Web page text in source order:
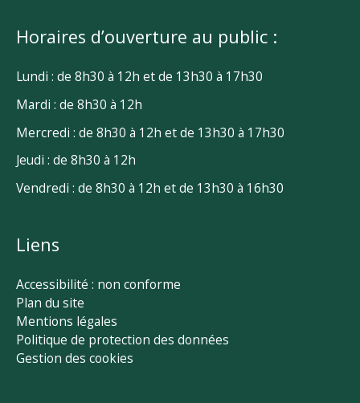
Horaires d’ouverture au public :
Lundi : de 8h30 à 12h et de 13h30 à 17h30
Mardi : de 8h30 à 12h
Mercredi : de 8h30 à 12h et de 13h30 à 17h30
Jeudi : de 8h30 à 12h
Vendredi : de 8h30 à 12h et de 13h30 à 16h30
Liens
Accessibilité : non conforme
Plan du site
Mentions légales
Politique de protection des données
Gestion des cookies